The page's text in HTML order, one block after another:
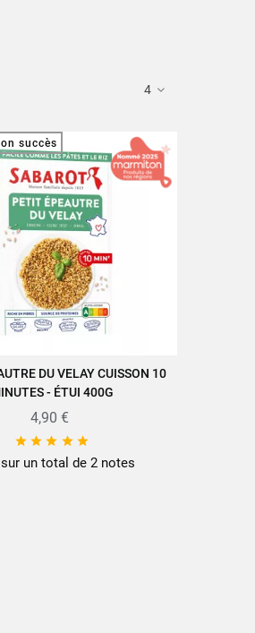
4
succès
VUE RAPIDE
DU VELAY CUISSON 10
- ÉTUI 400G
4,90 €
    
un total de 2 notes